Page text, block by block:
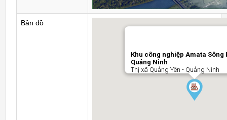
Bản đồ
Khu công nghiệp Amata Sông
Quảng Ninh
Thị xã Quảng Yên - Quảng Ninh